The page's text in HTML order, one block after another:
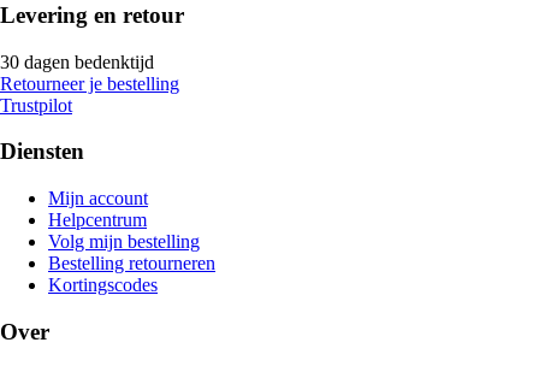
Levering en retour
30 dagen bedenktijd
Retourneer je bestelling
Trustpilot
Diensten
Mijn account
Helpcentrum
Volg mijn bestelling
Bestelling retourneren
Kortingscodes
Over